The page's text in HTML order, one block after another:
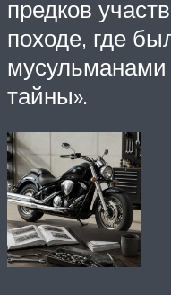
предков
походе, где
мусульманами
тайны».